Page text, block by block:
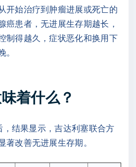
开始治疗到肿瘤进展或死亡的
癌患者，无进展生存期越长，
制得越久，症状恶化和换用下
。
着什么？
，结果显示，吉达利塞联合方
著改善无进展生存期。